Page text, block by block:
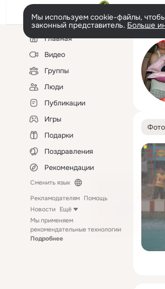
Мы используем cookie-файлы,
законный представитель. Больше
Левая
колонкаГлавная
Видео
Группы
Люди
Публикации
Игры
Подарки
Поздравления
Рекомендации
Сменить язык
Рекламодателям Помощь
Новости Ещё
Мы применяем
рекомендательные технологии
Подробнее